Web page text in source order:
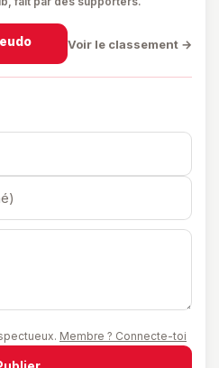
Voir le classement →
Membre ? Connecte-toi